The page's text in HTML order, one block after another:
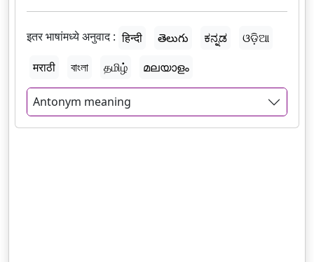
इतर भाषांमध्ये अनुवाद : हिन्दी తెలుగు ಕನ್ನಡ
ଓଡ଼ିଆ
मराठी
বাংলা தமிழ் മലയാളം
Antonym meaning